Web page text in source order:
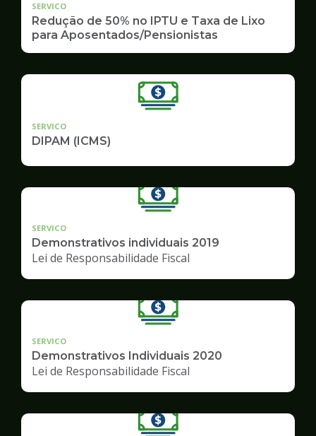
SERVICO
Redução de 50% no IPTU e Taxa de Lixo
para Aposentados/Pensionistas
SERVICO
DIPAM (ICMS)
SERVICO
Demonstrativos individuais 2019
Lei de Responsabilidade Fiscal
SERVICO
Demonstrativos Individuais 2020
Lei de Responsabilidade Fiscal